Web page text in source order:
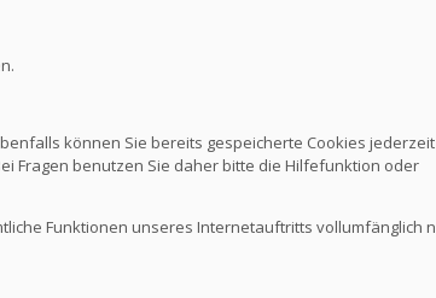
können Sie bereits gespeicherte Cookies
Fragen benutzen Sie daher bitte die Hilfefunktion oder
Funktionen unseres Internetauftritts vollumfänglich